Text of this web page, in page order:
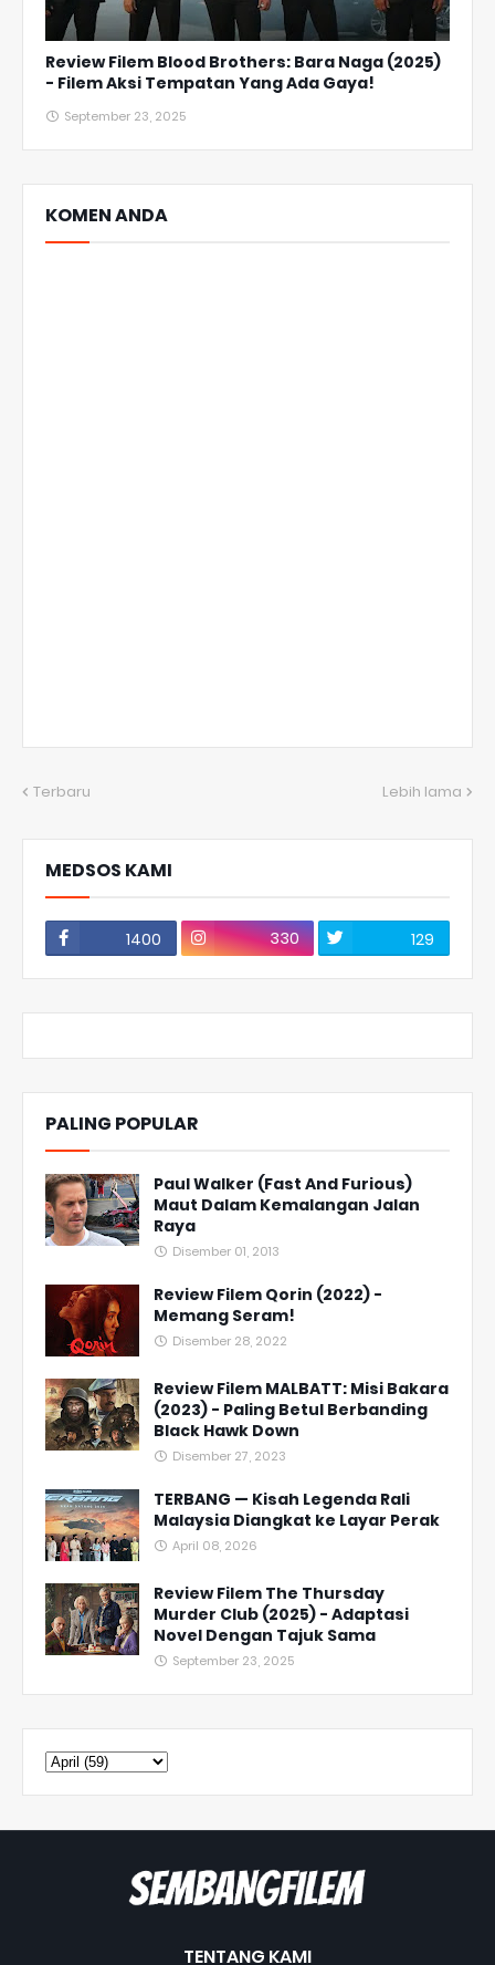
Review Filem Blood Brothers: Bara Naga (2025)
- Filem Aksi Tempatan Yang Ada Gaya!
September 23, 2025
KOMEN ANDA
Terbaru Lebih lama
MEDSOS KAMI
1400 330 129
PALING POPULAR
Paul Walker (Fast And Furious)
Maut Dalam Kemalangan Jalan
Raya
Disember 01, 2013
Review Filem Qorin (2022) -
Memang Seram!
Disember 28, 2022
Review Filem MALBATT: Misi Bakara
(2023) - Paling Betul Berbanding
Black Hawk Down
Disember 27, 2023
TERBANG — Kisah Legenda Rali
Malaysia Diangkat ke Layar Perak
April 08, 2026
Review Filem The Thursday
Murder Club (2025) - Adaptasi
Novel Dengan Tajuk Sama
September 23, 2025
TENTANG KAMI